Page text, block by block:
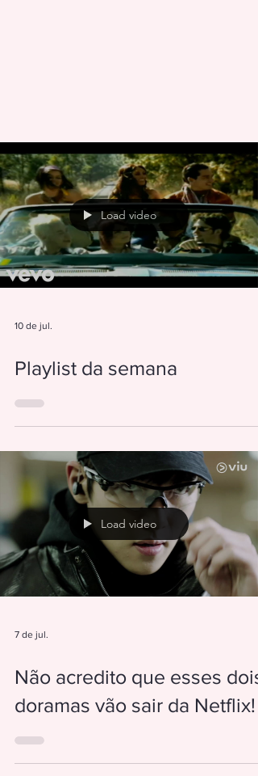
Sabrina Nogueira
Load video
10 de jul.
Playlist da semana
Load video
7 de jul.
Não acredito que esses dois
doramas vão sair da Netflix!